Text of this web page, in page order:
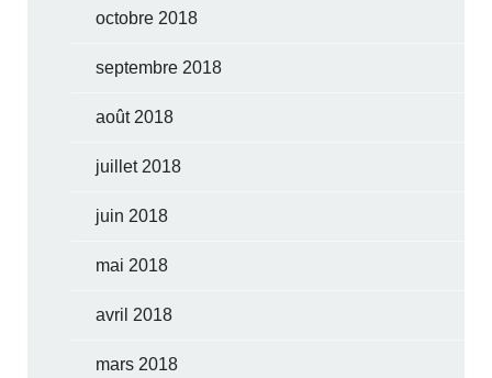
octobre 2018
septembre 2018
août 2018
juillet 2018
juin 2018
mai 2018
avril 2018
mars 2018